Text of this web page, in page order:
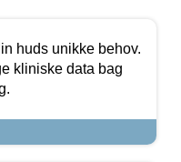
huds unikke behov.
kliniske data bag